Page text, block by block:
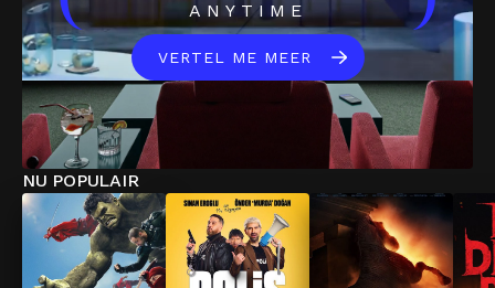
ANYTIME
VERTEL ME MEER
NU POPULAIR